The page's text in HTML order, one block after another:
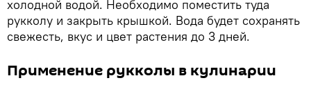
холодной водой. Необходимо поместить туда
рукколу и закрыть крышкой. Вода будет сохранять
свежесть, вкус и цвет растения до 3 дней.
Применение рукколы в кулинарии